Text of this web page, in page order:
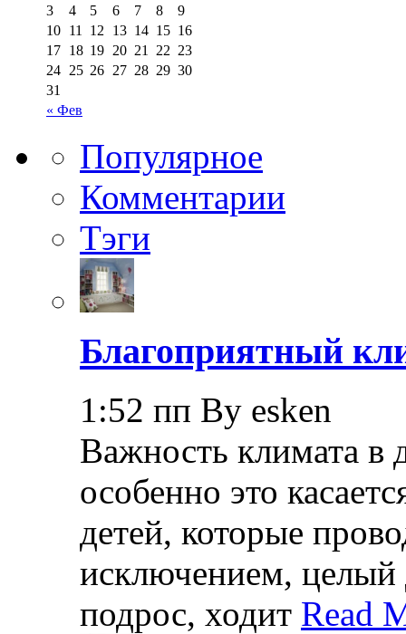
« Фев
3
4 5 6 7 8
9
10 11 12 13 14 15 16
17 18 19 20 21 22 23
24 25 26 27 28 29 30
31
Популярное
Комментарии
Тэги
Благоприятный
1:52 пп By esken
Важность климата в
особенно это
детей, которые
исключением, целый
подрос, ходит Read